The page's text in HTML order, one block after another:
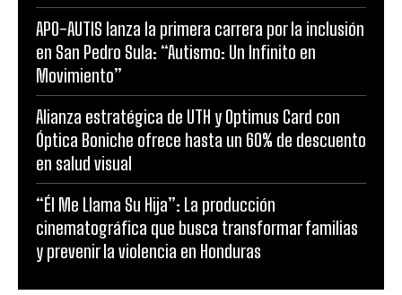
APO-AUTIS lanza la primera carrera por la inclusión
en San Pedro Sula: “Autismo: Un Infinito en
Movimiento”
Alianza estratégica de UTH y Optimus Card con
Óptica Boniche ofrece hasta un 60% de descuento
en salud visual
“Él Me Llama Su Hija”: La producción
cinematográfica que busca transformar familias
y prevenir la violencia en Honduras